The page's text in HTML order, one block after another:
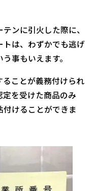
ンに引火した際に、
は、わずかでも逃げ
事もいえます。
ことが義務付けられ
を受けた商品のみ
けることができま